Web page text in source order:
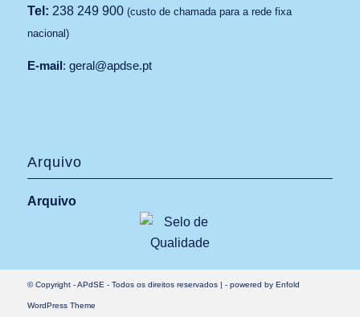
Tel: 238 249 900(custo de chamada para a rede fixa
nacional)
E-mail: geral@apdse.pt
Arquivo
Arquivo
© Copyright -APdSE - Todos os direitos reservados | - powered by Enfold
WordPress Theme